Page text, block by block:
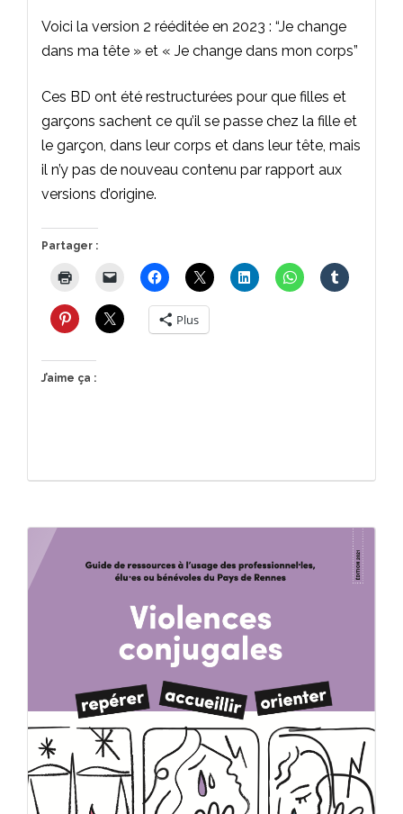
Voici la version 2 rééditée en 2023 : “Je change
dans ma tête » et « Je change dans mon corps”
Ces BD ont été restructurées pour que filles et
garçons sachent ce qu’il se passe chez la fille et
le garçon, dans leur corps et dans leur tête, mais
il n’y pas de nouveau contenu par rapport aux
versions d’origine.
Partager :
Plus
J’aime ça :